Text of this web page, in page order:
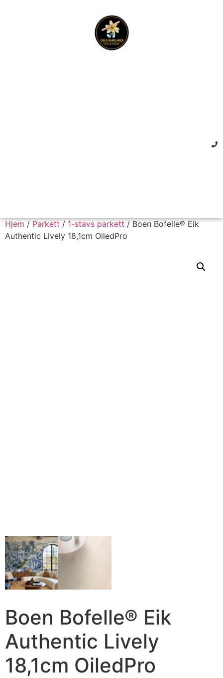
Hjem/Parkett/1-stavs parkett/ Boen Bofelle® Eik
Authentic Lively 18,1cm OiledPro
Boen Bofelle® Eik
Authentic Lively
18,1cm OiledPro